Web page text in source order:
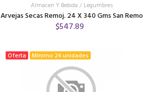
Almacen Y Bebida / Legumbres
Arvejas Secas Remoj. 24 X 340 Gms San Remo
$547.89
Oferta Mínimo 24 unidades